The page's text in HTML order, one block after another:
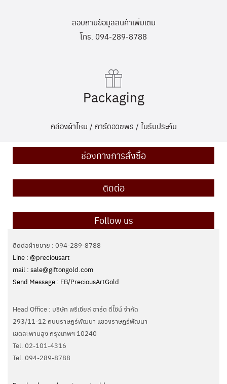
สอบถามข้อมูลสินค้าเพิ่มเติม
โทร. 094-289-8788
Packaging
กล่องผ้าไหม / การ์ดอวยพร / ใบรับประกัน
ช่องทางการสั่งซื้อ
ติดต่อ
Follow us
ติดต่อฝ่ายขาย : 094-289-8788
Line : @preciousart
mail : sale@giftongold.com
Send Message : FB/PreciousArtGold
Head Office : บริษัท พรีเชียส อาร์ต ดีไซน์ จำกัด
293/11-12 ถนนราษฎร์พัฒนา แขวงราษฎร์พัฒนา
เขตสะพานสูง กรุงเทพฯ 10240
Tel. 02-101-4316
Tel. ‭094-289-8788‬